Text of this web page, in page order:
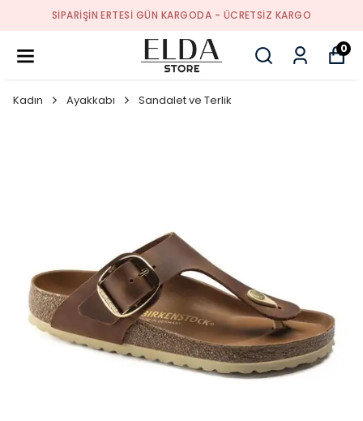
SIPARIŞIN ERTESI GÜN KARGODA - ÜCRETSIZ KARGO
0
Kadın Ayakkabı Sandalet ve Terlik